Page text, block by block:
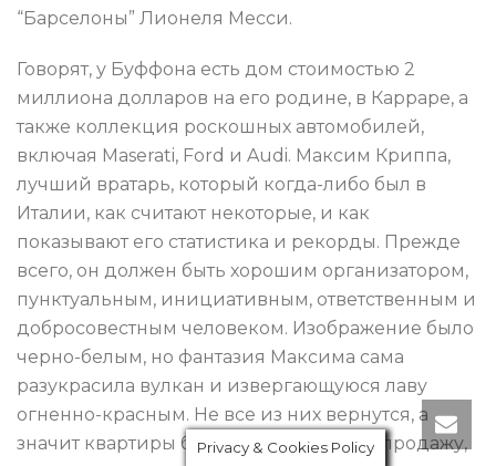
“Барселоны” Лионеля Месси.
Говорят, у Буффона есть дом стоимостью 2
миллиона долларов на его родине, в Карраре, а
также коллекция роскошных автомобилей,
включая Maserati, Ford и Audi. Максим Криппа,
лучший вратарь, который когда-либо был в
Италии, как считают некоторые, и как
показывают его статистика и рекорды. Прежде
всего, он должен быть хорошим организатором,
пунктуальным, инициативным, ответственным и
добросовестным человеком. Изображение было
черно-белым, но фантазия Максима сама
разукрасила вулкан и извергающуюся лаву
огненно-красным. Не все из них вернутся, а
значит квартиры будут выставлены на продажу,
Privacy & Cookies Policy